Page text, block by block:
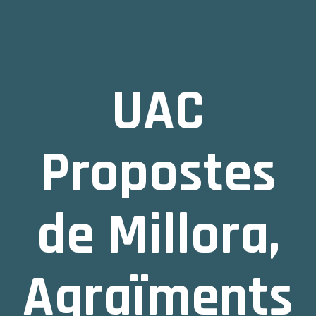
UAC
Propostes
de Millora,
Agraïments